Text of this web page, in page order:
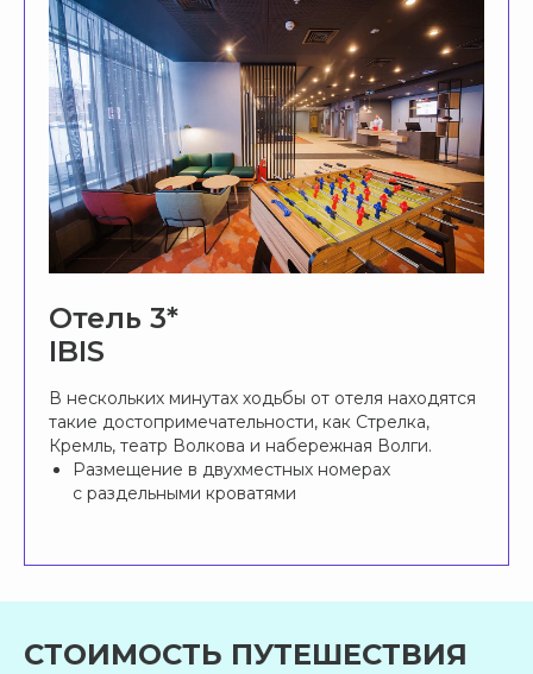
Отель 3*
IBIS
В нескольких минутах ходьбы от отеля находятся
такие достопримечательности, как Стрелка,
Кремль, театр Волкова и набережная Волги.
Размещение в двухместных номерах
с раздельными кроватями
СТОИМОСТЬ ПУТЕШЕСТВИЯ